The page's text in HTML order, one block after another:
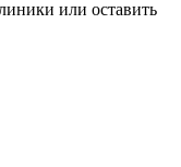
или оставить